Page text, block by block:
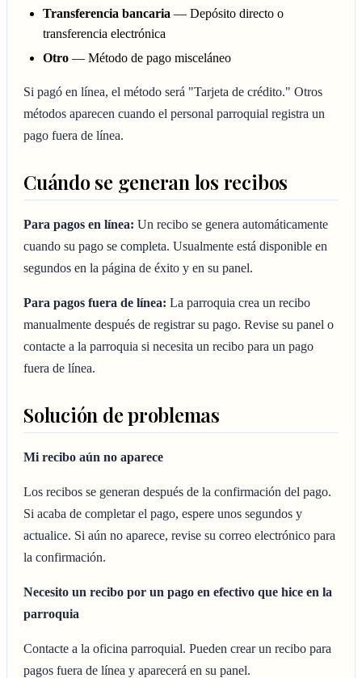
Transferencia bancaria — Depósito directo o
transferencia electrónica
Otro — Método de pago misceláneo
Si pagó en línea, el método será "Tarjeta de crédito." Otros
métodos aparecen cuando el personal parroquial registra un
pago fuera de línea.
Cuándo se generan los recibos
Para pagos en línea: Un recibo se genera automáticamente
cuando su pago se completa. Usualmente está disponible en
segundos en la página de éxito y en su panel.
Para pagos fuera de línea: La parroquia crea un recibo
manualmente después de registrar su pago. Revise su panel o
contacte a la parroquia si necesita un recibo para un pago
fuera de línea.
Solución de problemas
Mi recibo aún no aparece
Los recibos se generan después de la confirmación del pago.
Si acaba de completar el pago, espere unos segundos y
actualice. Si aún no aparece, revise su correo electrónico para
la confirmación.
Necesito un recibo por un pago en efectivo que hice en la
parroquia
Contacte a la oficina parroquial. Pueden crear un recibo para
pagos fuera de línea y aparecerá en su panel.